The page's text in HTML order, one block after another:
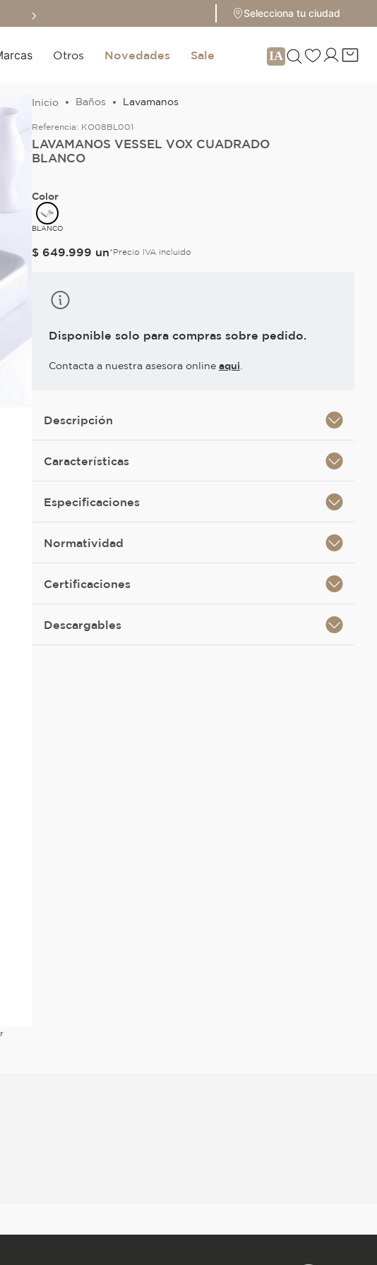
Selecciona tu ciudad
Otros Novedades Sale
Baños Lavamanos
Referencia: KO08BL001
LAVAMANOS VESSEL VOX CUADRADO
BLANCO
Color
BLANCO
$ 649.999 un*Precio IVA incluido
Disponible solo para compras sobre pedido.
Contacta a nuestra asesora online aqui
Descripción
Características
Especificaciones
Normatividad
Certificaciones
Descargables